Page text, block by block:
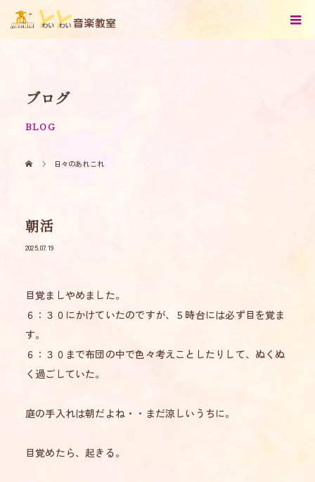
ブログ
BLOG
日々のあれこれ
朝活
2025.07.19
目覚ましやめました。
６：３０にかけていたのですが、５時台には必ず目を覚ま
す。
６：３０まで布団の中で色々考えことしたりして、ぬくぬ
く過ごしていた。
庭の手入れは朝だよね・・まだ涼しいうちに。
目覚めたら、起きる。